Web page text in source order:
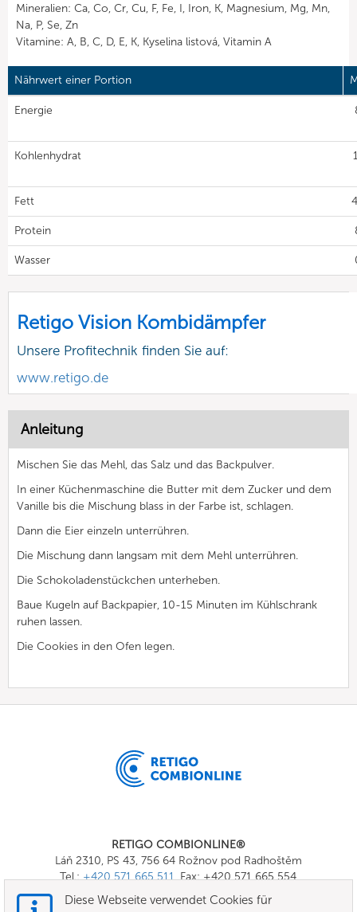
Mineralien: Ca, Co, Cr, Cu, F, Fe, I, Iron, K, Magnesium, Mg, Mn,
Na, P, Se, Zn
Vitamine: A, B, C, D, E, K, Kyselina listová, Vitamin A
Nährwert einer Portion
Energie
Kohlenhydrat
Fett
Protein
Wasser
Retigo Vision Kombidämpfer
Unsere Profitechnik finden Sie auf:
www.retigo.de
Anleitung
Mischen Sie das Mehl, das Salz und das Backpulver.
In einer Küchenmaschine die Butter mit dem Zucker und dem
Vanille bis die Mischung blass in der Farbe ist, schlagen.
Dann die Eier einzeln unterrühren.
Die Mischung dann langsam mit dem Mehl unterrühren.
Die Schokoladenstückchen unterheben.
Baue Kugeln auf Backpapier, 10-15 Minuten im Kühlschrank
ruhen lassen.
Die Cookies in den Ofen legen.
RETIGO COMBIONLINE®
Láň 2310, PS 43, 756 64 Rožnov pod Radhoštěm
Tel.:+420 571 665 511, Fax: +420 571 665 554
E-mail:
info@combionline.com
Diese Webseite verwendet Cookies für